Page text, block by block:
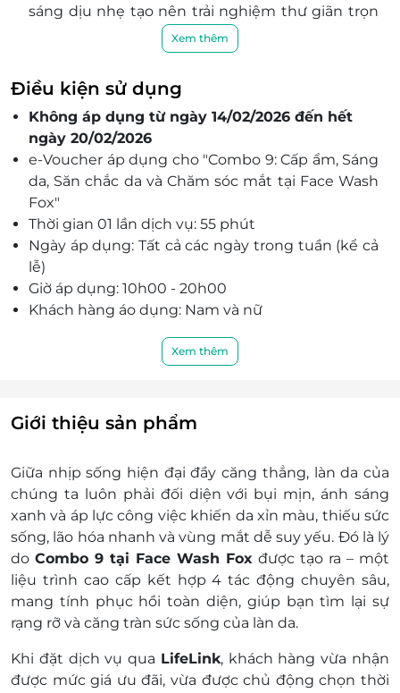
Hồ Chí Minh
TTTM Aeon Mall Bình Tân Tầng G, Số 01 Đường số
17A, Khu phố 27, Phường An Lạc, HCM
TTTM PARC MALL Tầng G, 547-549, Tạ Quang Bửu,
P.4, Q.8, HCM
Saigon Pearl: Gian hàng số PF-06B, Tầng lửng, Tòa
nhà Topaz 2, tại số 92, đường Nguyễn Hữu Cảnh,
phường Thạnh Mỹ Tây, thành phố Hồ Chí Minh
MVillage, 26, Thi Sách, P.Bến Nghé, Q.1
4, Thống Nhất, P.1, Vũng Tàu
Tháp SAV3, 28 Mai Chí Thọ, Phường An Phú, TP.Thủ
Đức
Riviera Point Căn SH 1.11 - Tầng 1, 584, Huỳnh Tấn
Phát, KP2, P.Tân Phú, Q.7, HCM
MVillage, 14, Trương Định, P.Võ Thị Sáu, Q.3, HCM
The Symphony Midtown Tòa M6 - Căn SH 11A/3,
Đường 16, P.Tân Phú, Q.7, HCM
720A Điện Biên Phủ, Quận Bình Thạnh, TP.Hồ Chí
TTTM Nowzone,Tầng 1 - 118, 235, Nguyễn Văn Cừ,
P.Nguyễn Cư Trinh, Q.1, HCM
2 Phan Văn Đáng, Phường Thạnh Mỹ Lợi, TP.Thủ Đức
100 đường Võ Thị Sáu, Phường Tân Định, Quận 1
290 An Dương Vương, Phường 4, Quận 5, TP. Hồ Chí
Minh
02, Tôn Đức Thắng, P. Bến Nghé, Quận 1
101 Tôn Dật Tiên, Phường Tân Phú, Quận 7, TP.Hồ Chí
Minh
161 Võ Nguyên Giáp, Phường Thảo Điền, TP.Thủ Đức
sáng dịu nhẹ tạo nên trải nghiệm thư giãn trọn
Chuyên viên giàu kinh nghiệm với kỹ thuật
chăm sóc da chuyên sâu, tận tâm và chỉn chu
từng thao tác.
Combo 4 trong 1 tối ưu hiệu quả, tiết kiệm thời
gian và chi phí so với sử dụng lẻ từng dịch vụ.
Dịch vụ chăm sóc da áp dụng cho cả nam và nữ,
không giới hạn độ tuổi, thuận tiện chủ động lịch
hẹn.
Làm đẹp an tâm tại Face Wash Fox – đơn vị
chăm sóc da công nghệ cao, hiện đại và uy tín.
Đặt qua LifeLink để nhận mức giá ưu đãi và tiết
kiệm thời gian.
Xem thêm
Điều kiện sử dụng
Không áp dụng từ ngày 14/02/2026 đến hết
ngày 20/02/2026
e-Voucher áp dụng cho "Combo 9: Cấp ẩm, Sáng
da, Săn chắc da và Chăm sóc mắt tại Face Wash
Fox"
Thời gian 01 lần dịch vụ: 55 phút
Ngày áp dụng: Tất cả các ngày trong tuần (kể cả
lễ)
Giờ áp dụng: 10h00 - 20h00
Khách hàng áo dụng: Nam và nữ
Một khách hàng được mua nhiều phiếu
5 ngày Tết Âm Lịch (28-3/1 Âm Lịch) theo giá bán
của Face Wash Fox
lịch: 0889 866 666 đặt chỗ trước khi đến sử dụng
dịch vụ trước 2 tiếng để đảm bảo khách hàng
được phục vụ tốt nhất. Face Wash Fox không
nhận khách hàng đến trực tiếp nếu chưa đăng
ký đặt chỗ trước. Mong quý khách thông cảm
Quý khách tra cứu địa chỉ:
Tại đây
Điều kiện khác:
Một khách hàng được mua nhiều e-
Voucher/e-Coupon
e-Voucher/e-Coupon không có giá trị quy đổi
Xem thêm
Giới thiệu sản phẩm
Giữa nhịp sống hiện đại đầy căng thẳng, làn da của
chúng ta luôn phải đối diện với bụi mịn, ánh sáng
xanh và áp lực công việc khiến da xỉn màu, thiếu sức
sống, lão hóa nhanh và vùng mắt dễ suy yếu. Đó là lý
do Combo 9 tại Face Wash Fox được tạo ra – một
liệu trình cao cấp kết hợp 4 tác động chuyên sâu,
mang tính phục hồi toàn diện, giúp bạn tìm lại sự
rạng rỡ và căng tràn sức sống của làn da.
Khi đặt dịch vụ qua LifeLink, khách hàng vừa nhận
được mức giá ưu đãi, vừa được chủ động chọn thời